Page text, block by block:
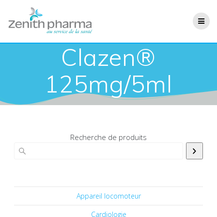
Clazen®
125mg/5ml
Recherche de produits
Appareil locomoteur
Cardiologie